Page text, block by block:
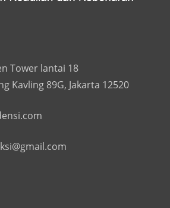
Tower lantai 18
Kavling 89G, Jakarta 12520